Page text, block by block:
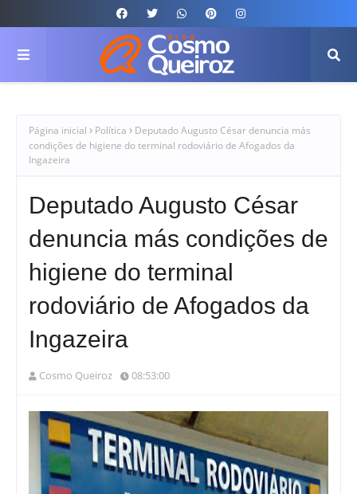
Página inicial Política
Deputado Augusto César denuncia más
condições de higiene do terminal rodoviário de Afogados da
Ingazeira
Deputado Augusto César
denuncia más condições de
higiene do terminal
rodoviário de Afogados da
Ingazeira
Cosmo Queiroz 08:53:00